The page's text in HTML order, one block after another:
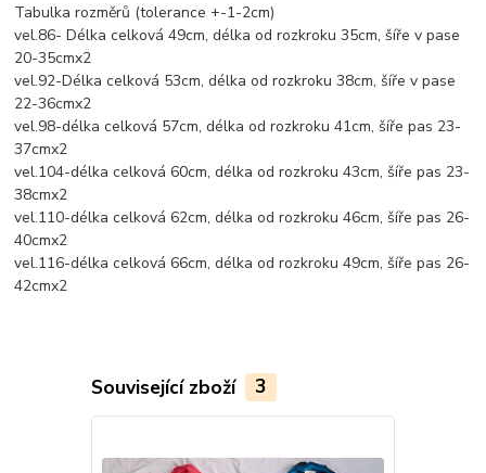
Tabulka rozměrů (tolerance +-1-2cm)
vel.86- Délka celková 49cm, délka od rozkroku 35cm, šíře v pase
20-35cmx2
vel.92-Délka celková 53cm, délka od rozkroku 38cm, šíře v pase
22-36cmx2
vel.98-délka celková 57cm, délka od rozkroku 41cm, šíře pas 23-
37cmx2
vel.104-délka celková 60cm, délka od rozkroku 43cm, šíře pas 23-
38cmx2
vel.110-délka celková 62cm, délka od rozkroku 46cm, šíře pas 26-
40cmx2
vel.116-délka celková 66cm, délka od rozkroku 49cm, šíře pas 26-
42cmx2
Související zboží 3